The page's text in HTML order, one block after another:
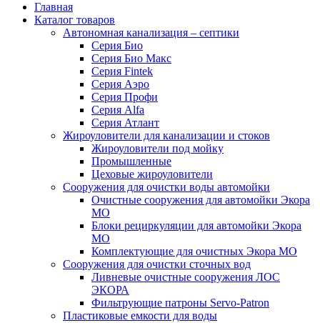
Главная
Каталог товаров
Автономная канализация – септики
Серия Био
Серия Био Макс
Серия Fintek
Серия Аэро
Серия Профи
Серия Alfa
Серия Атлант
Жироуловители для канализации и стоков
Жироуловители под мойку
Промышленные
Цеховые жироуловители
Сооружения для очистки воды автомойки
Очистные сооружения для автомойки Экора
МО
Блоки рециркуляции для автомойки Экора
МО
Комплектующие для очистных Экора МО
Сооружения для очистки сточных вод
Ливневые очистные сооружения ЛОС
ЭКОРА
Фильтрующие патроны Servo-Patron
Пластиковые емкости для воды